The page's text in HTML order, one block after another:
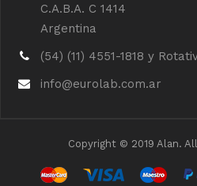
C.A.B.A. C 1414
Argentina
(54) (11) 4551-1818 y
info@eurolab.com.ar
Copyright © 2019 Alan.